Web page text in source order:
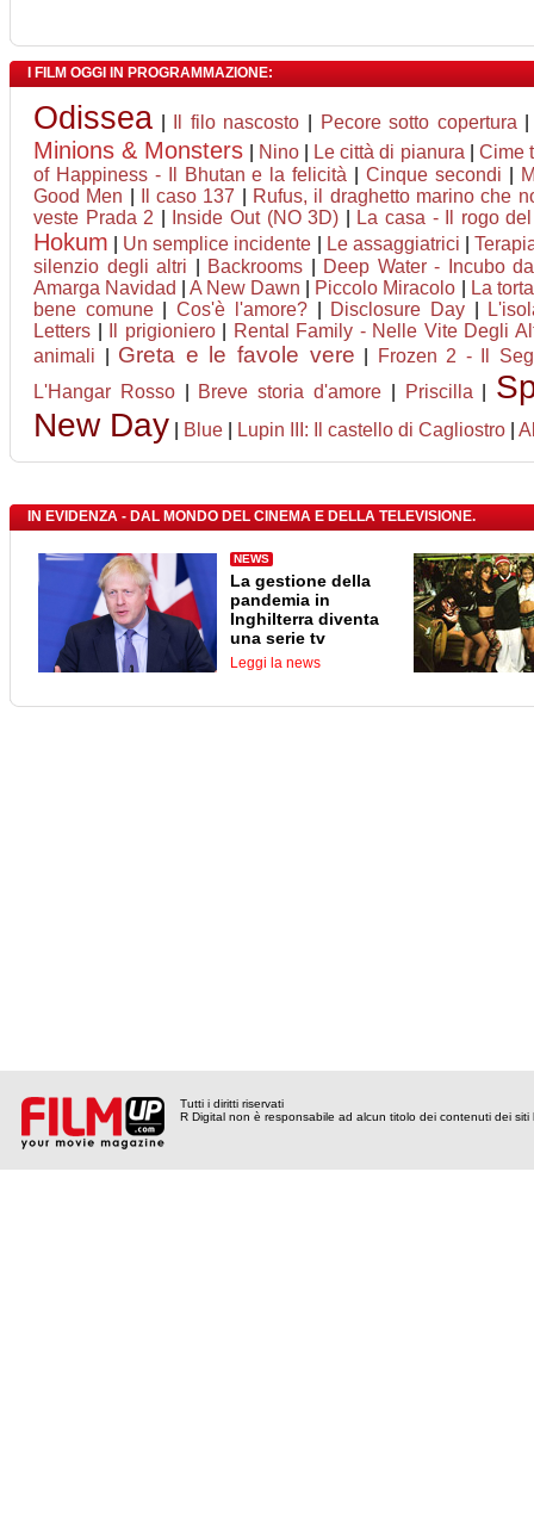
I FILM OGGI IN PROGRAMMAZIONE:
Odissea Il filo nascosto Pecore sotto copertura
Minions & Monsters Nino| Le città di pianura
Cime
of Happiness - Il Bhutan e la felicità |Cinque secondi
Good Men
Il caso 137
Rufus, il draghetto marino che
veste Prada 2
Inside Out (NO 3D) La casa - Il rogo
Hokum Un semplice incidente Le assaggiatrici |
silenzio degli altri
Backrooms
Deep Water - Incubo
Amarga Navidad
|A New Dawn Piccolo Miracolo
La
bene comune|Cos'è l'amore?| Disclosure Day
Letters
Il prigioniero|
Rental Family - Nelle Vite Degli
animali
Greta e le favole vere
Frozen 2 - Il
L'Hangar Rosso| Breve storia d'amore Priscilla
New Day
Blue Lupin III: Il castello di Cagliostro
IN EVIDENZA - DAL MONDO DEL CINEMA E DELLA TELEVISIONE.
NEWS
La gestione della
pandemia in
Inghilterra diventa
una serie tv
Leggi la news
Tutti i diritti riservati
R Digital non è responsabile ad alcun titolo dei contenuti dei siti